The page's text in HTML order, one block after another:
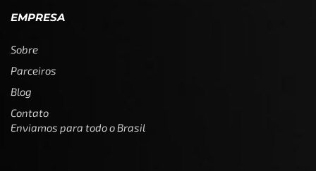
EMPRESA
Sobre
Parceiros
Blog
Contato
Enviamos para todo o Brasil